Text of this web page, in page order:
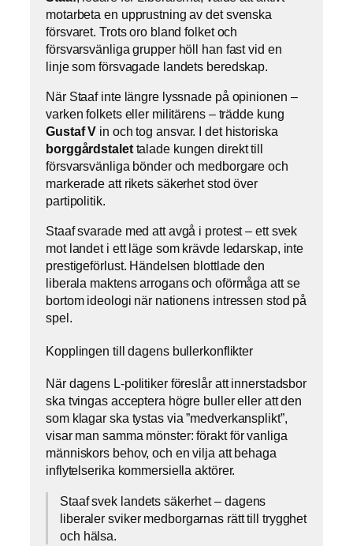
motarbeta en upprustning av det svenska
försvaret. Trots oro bland folket och
försvarsvänliga grupper höll han fast vid en
linje som försvagade landets beredskap.
När Staaf inte längre lyssnade på opinionen –
varken folkets eller militärens – trädde kung
Gustaf V in och tog ansvar. I det historiska
borggårdstalettalade kungen direkt till
försvarsvänliga bönder och medborgare och
markerade att rikets säkerhet stod över
partipolitik.
Staaf svarade med att avgå i protest – ett svek
mot landet i ett läge som krävde ledarskap, inte
prestigeförlust. Händelsen blottlade den
liberala maktens arrogans och oförmåga att se
bortom ideologi när nationens intressen stod på
spel.
Kopplingen till dagens bullerkonflikter
När dagens L-politiker föreslår att innerstadsbor
ska tvingas acceptera högre buller eller att den
som klagar ska tystas via ”medverkansplikt”,
visar man samma mönster: förakt för vanliga
människors behov, och en vilja att behaga
inflytelserika kommersiella aktörer.
Staaf svek landets säkerhet – dagens
liberaler sviker medborgarnas rätt till trygghet
och hälsa.